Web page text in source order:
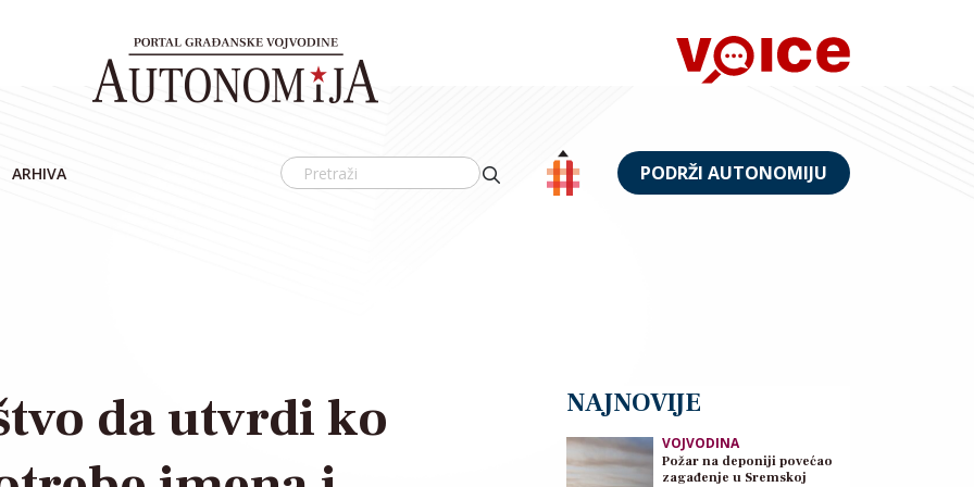
ARHIVA PODRŽI AUTONOMIJU
da utvrdi ko
NAJNOVIJE
VOJVODINA
Požar na deponiji povećao
zagađenje u Sremskoj